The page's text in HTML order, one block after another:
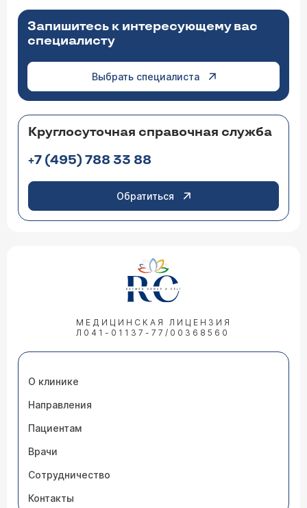
Запишитесь к интересующему вас
специалисту
Выбрать специалиста
Круглосуточная справочная служба
+7 (495) 788 33 88
Обратиться
МЕДИЦИНСКАЯ ЛИЦЕНЗИЯ
Л041-01137-77/00368560
О клинике
Направления
Пациентам
Врачи
Сотрудничество
Контакты